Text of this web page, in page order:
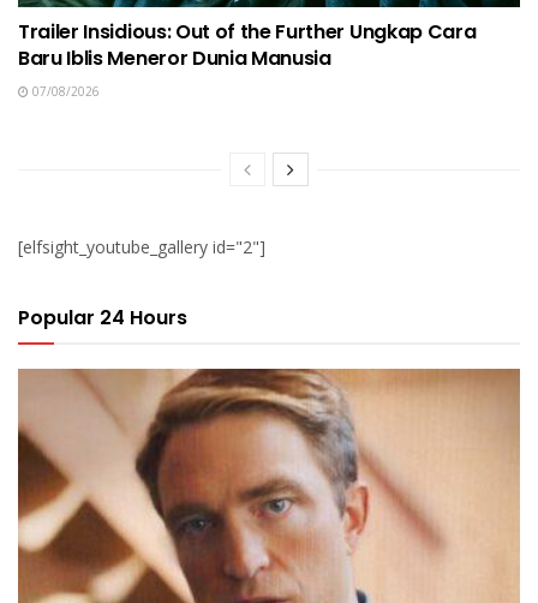
Trailer Insidious: Out of the Further Ungkap Cara
Baru Iblis Meneror Dunia Manusia
07/08/2026
[elfsight_youtube_gallery id="2"]
Popular 24 Hours